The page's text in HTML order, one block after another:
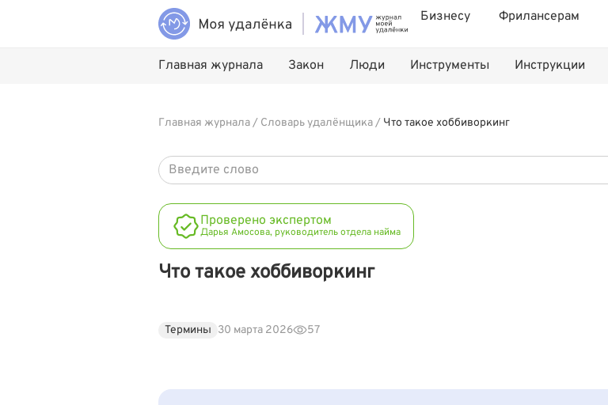
Бизнесу Фрилансерам
Главная журнала Закон Люди Инструменты Инструкции
Главная журнала/ Словарь удалёнщика/ Что такое хоббиворкинг
Проверено экспертом
Дарья Амосова, руководитель отдела найма
Что такое хоббиворкинг
Термины 30 марта 2026 57